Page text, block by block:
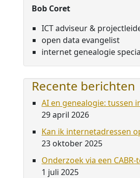
Bob Coret
ICT adviseur &
open data evangelist
internet genealogie
Recente berichten
AI en genealogie: tussen
29 april 2026
Kan ik internetadressen
23 oktober 2025
Onderzoek via een
1 juli 2025